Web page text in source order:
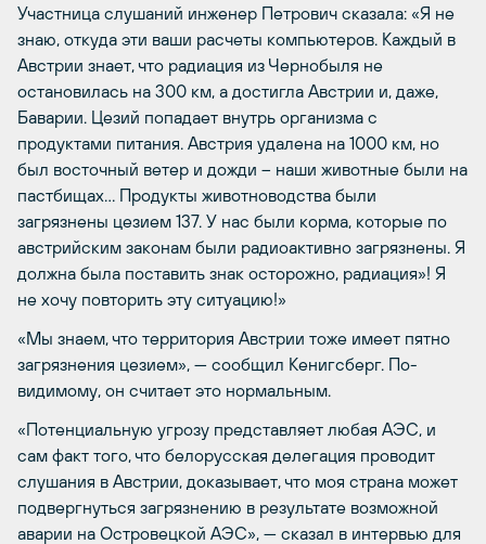
Участница слушаний инженер Петрович сказала: «Я не
знаю, откуда эти ваши расчеты компьютеров. Каждый в
Австрии знает, что радиация из Чернобыля не
остановилась на 300 км, а достигла Австрии и, даже,
Баварии. Цезий попадает внутрь организма с
продуктами питания. Австрия удалена на 1000 км, но
был восточный ветер и дожди – наши животные были на
пастбищах… Продукты животноводства были
загрязнены цезием 137. У нас были корма, которые по
австрийским законам были радиоактивно загрязнены. Я
должна была поставить знак осторожно, радиация»! Я
не хочу повторить эту ситуацию!»
«Мы знаем, что территория Австрии тоже имеет пятно
загрязнения цезием», — сообщил Кенигсберг. По-
видимому, он считает это нормальным.
«Потенциальную угрозу представляет любая АЭС, и
сам факт того, что белорусская делегация проводит
слушания в Австрии, доказывает, что моя страна может
подвергнуться загрязнению в результате возможной
аварии на Островецкой АЭС», — сказал в интервью для